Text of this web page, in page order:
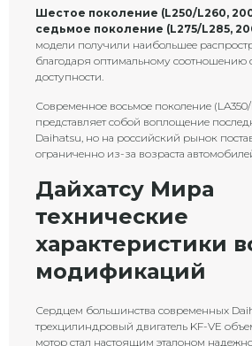
Шестое поколение (L250/L260,
седьмое поколение (L275/L285,
модели получили наибольшее
благодаря оптимальному соотношению
доступности.
Современное восьмое поколение (LA350/
представляет собой воплощение
Daihatsu, но на российский рынок
ограниченно из-за возраста
Дайхатсу Мира
технические
характеристики
модификаций
Сердцем большинства современных
трехцилиндровый двигатель KF-VE
мотор стал настоящим эталоном